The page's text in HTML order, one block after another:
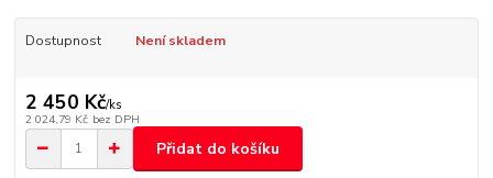
Dostupnost Není skladem
2 450 Kč/ks
2 024,79 Kč bez DPH
Přidat do košíku